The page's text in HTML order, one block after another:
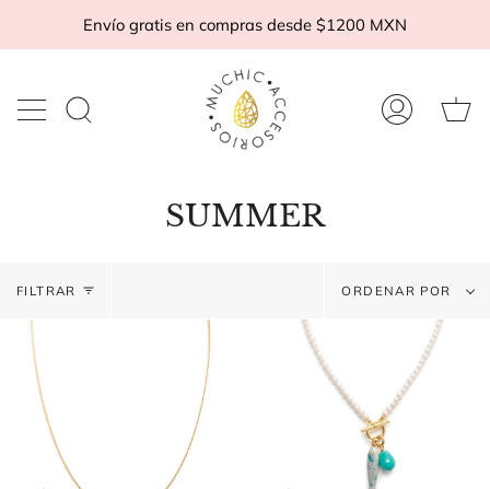
Envío gratis en compras desde $1200 MXN
Buscar
Mi
SUMMER
FILTRAR ORDENAR POR